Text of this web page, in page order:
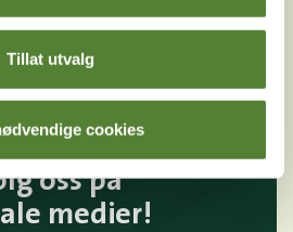
Tillat utvalg
cookies
nyhetsbrev godtar du våre
oss på
medier!